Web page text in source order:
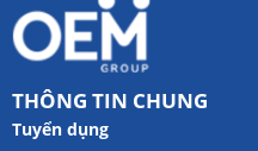
THÔNG TIN CHUNG
Tuyển dụng